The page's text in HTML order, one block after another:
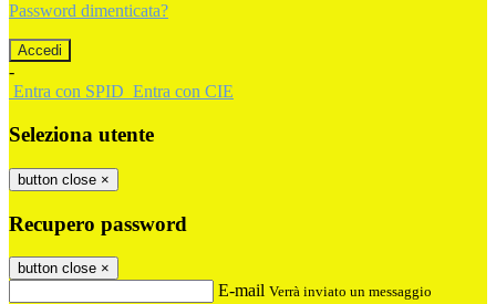
Password dimenticata?
-
Entra con SPID Entra con CIE
Seleziona utente
button close ×
Recupero password
button close ×
E-mail Verrà inviato un messaggio